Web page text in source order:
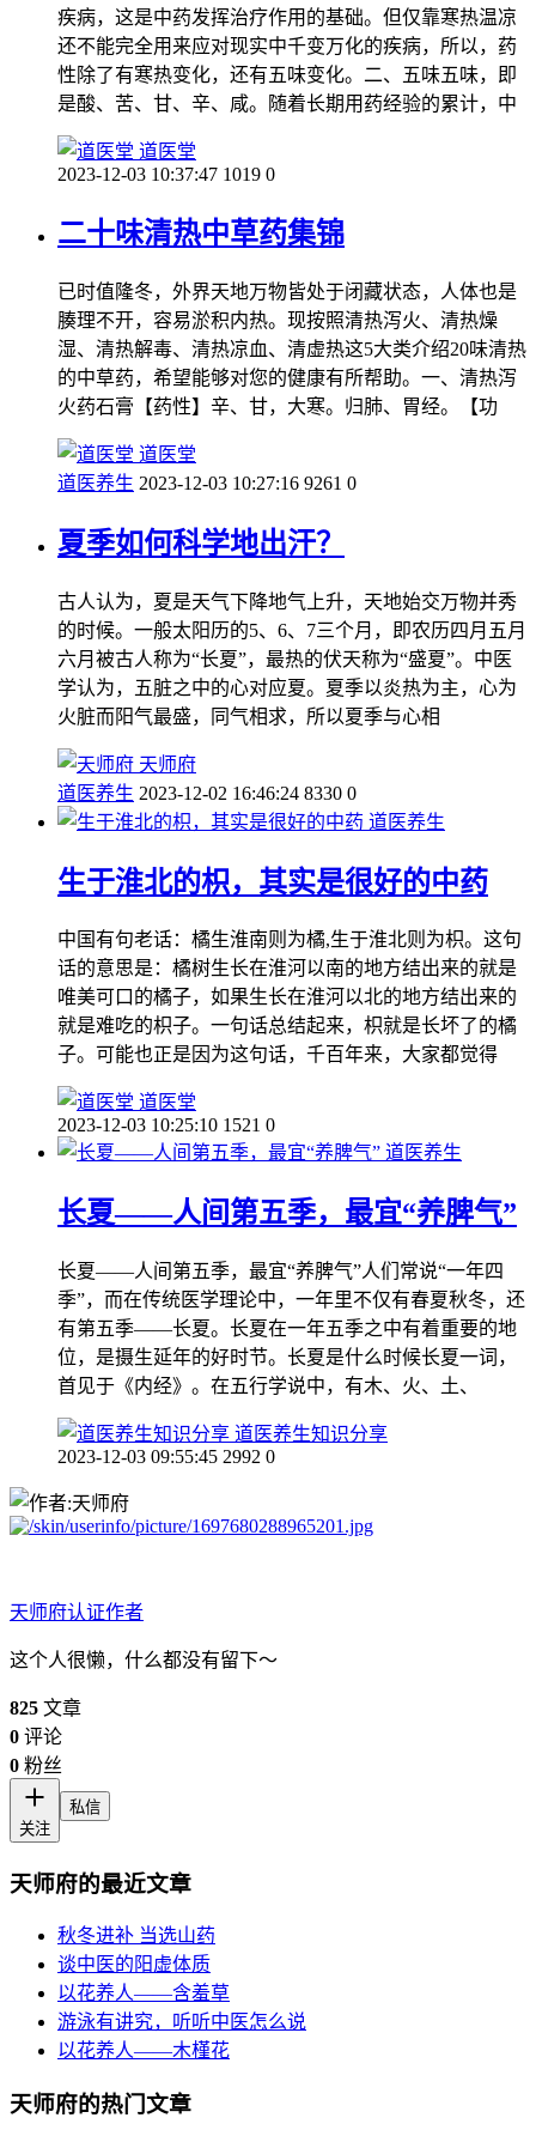
疾病，这是中药发挥治疗作用的基础。但仅靠寒热温凉
还不能完全用来应对现实中千变万化的疾病，所以，药
性除了有寒热变化，还有五味变化。二、五味五味，即
是酸、苦、甘、辛、咸。随着长期用药经验的累计，中
道医堂
2023-12-03 10:37:47 1019 0
二十味清热中草药集锦
已时值隆冬，外界天地万物皆处于闭藏状态，人体也是
腠理不开，容易淤积内热。现按照清热泻火、清热燥
湿、清热解毒、清热凉血、清虚热这5大类介绍20味清热
的中草药，希望能够对您的健康有所帮助。一、清热泻
火药石膏【药性】辛、甘，大寒。归肺、胃经。【功
道医堂
道医养生 2023-12-03 10:27:16 9261 0
夏季如何科学地出汗？
古人认为，夏是天气下降地气上升，天地始交万物并秀
的时候。一般太阳历的5、6、7三个月，即农历四月五月
六月被古人称为“长夏”，最热的伏天称为“盛夏”。中医
学认为，五脏之中的心对应夏。夏季以炎热为主，心为
火脏而阳气最盛，同气相求，所以夏季与心相
天师府
道医养生 2023-12-02 16:46:24 8330 0
道医养生
生于淮北的枳，其实是很好的中药
中国有句老话：橘生淮南则为橘,生于淮北则为枳。这句
话的意思是：橘树生长在淮河以南的地方结出来的就是
唯美可口的橘子，如果生长在淮河以北的地方结出来的
就是难吃的枳子。一句话总结起来，枳就是长坏了的橘
子。可能也正是因为这句话，千百年来，大家都觉得
道医堂
2023-12-03 10:25:10 1521 0
道医养生
长夏——人间第五季，最宜“养脾气”
长夏——人间第五季，最宜“养脾气”人们常说“一年四
季”，而在传统医学理论中，一年里不仅有春夏秋冬，还
有第五季——长夏。长夏在一年五季之中有着重要的地
位，是摄生延年的好时节。长夏是什么时候长夏一词，
首见于《内经》。在五行学说中，有木、火、土、
道医养生知识分享
2023-12-03 09:55:45 2992 0
天师府认证作者
这个人很懒，什么都没有留下～
825 文章
0 评论
0 粉丝
关注
私信
天师府的最近文章
秋冬进补 当选山药
谈中医的阳虚体质
以花养人——含羞草
游泳有讲究，听听中医怎么说
以花养人——木槿花
天师府的热门文章